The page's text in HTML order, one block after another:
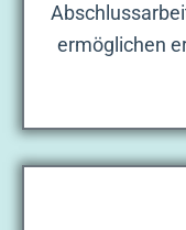
ermöglichen